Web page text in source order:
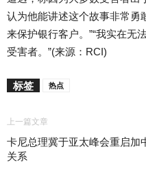
认为他能讲述这个故事非常勇
来保护银行客户。”“我实在无
受害者。”(来源：RCI)
标签 热点
上一篇文章
卡尼总理冀于亚太峰会重启加
关系